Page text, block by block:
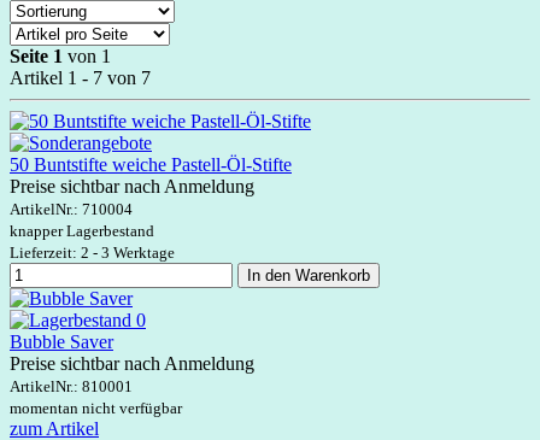
Seite 1 von 1
Artikel 1 - 7 von 7
50 Buntstifte weiche Pastell-Öl-Stifte
Preise sichtbar nach Anmeldung
ArtikelNr.: 710004
knapper Lagerbestand
Lieferzeit: 2 - 3 Werktage
In den Warenkorb
Bubble Saver
Preise sichtbar nach Anmeldung
ArtikelNr.: 810001
momentan nicht verfügbar
zum Artikel